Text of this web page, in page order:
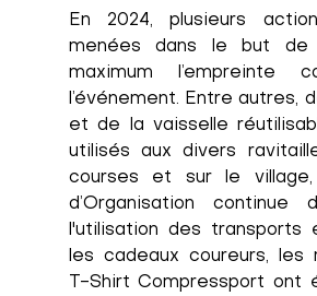
En 2024, plusieurs
menées dans le but de
maximum l’empreinte
l’événement. Entre autres,
et de la vaisselle
utilisés aux divers
courses et sur le
d’Organisation continue
l'utilisation des transports
les cadeaux coureurs, les
T-Shirt Compressport ont